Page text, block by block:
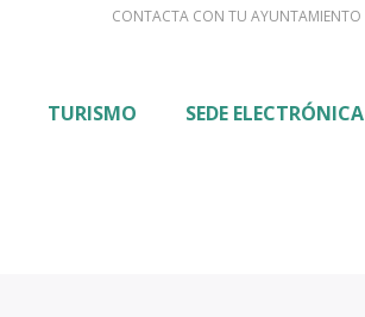
CONTACTA CON TU AYUNTAMIENTO
TURISMO SEDE ELECTRÓNICA